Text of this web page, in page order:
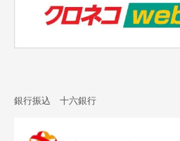
銀行振込 十六銀行